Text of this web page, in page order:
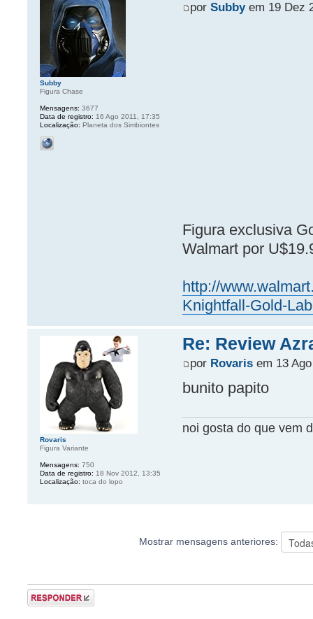
por Subbyem 19 Dez
Figura exclusiva
Walmart por
http://
Knightfall-Gold-
Subby
Figura Chase
Mensagens: 3677
Data de registro: 16 Ago 2011, 17:35
Localização: Planeta dos Simbiontes
Re: Review
por Rovarisem 13
bunito papito
noi gosta do que vem
Rovaris
Figura Variante
Mensagens: 750
Data de registro: 18 Nov 2012, 13:35
Localização: toca do lopo
Mostrar mensagens anteriores:
Postar uma
resposta